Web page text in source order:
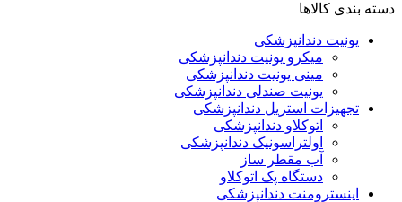
دسته بندی کالاها
یونیت دندانپزشکی
میکرو یونیت دندانپزشکی
مینی یونیت دندانپزشکی
یونیت صندلی دندانپزشکی
تجهیزات استریل دندانپزشکی
اتوکلاو دندانپزشکی
اولتراسونیک دندانپزشکی
آب مقطر ساز
دستگاه پک اتوکلاو
اینسترومنت دندانپزشکی